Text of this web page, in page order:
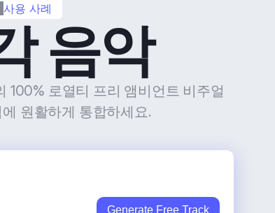
사용 사례
음악
100% 로열티 프리 앰비언트 비주얼
원활하게 통합하세요.
Generate Free Track